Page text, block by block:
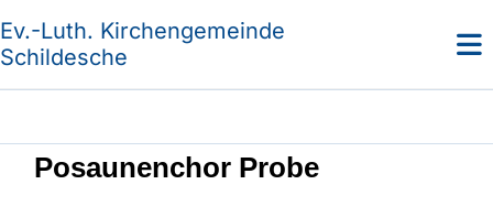
Ev.-Luth. Kirchengemeinde
Schildesche
Posaunenchor Probe